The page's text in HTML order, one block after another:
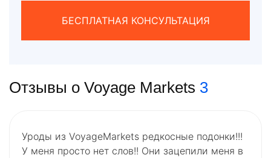
БЕСПЛАТНАЯ КОНСУЛЬТАЦИЯ
Отзывы о Voyage Markets 3
Уроды из VoyageMarkets редкосные подонки!!!
У меня просто нет слов!! Они зацепили меня в